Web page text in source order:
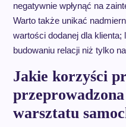
negatywnie wpłynąć na
Warto także unikać
wartości dodanej dla
budowaniu relacji niż tylko
Jakie korzyści
warsztatu